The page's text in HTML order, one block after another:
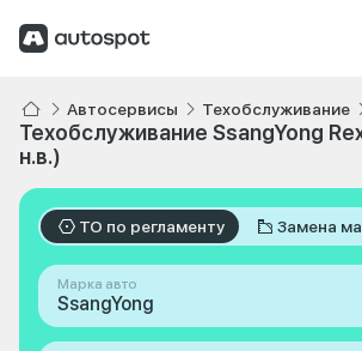
Автосервисы Техобслуживание
Техобслуживание SsangYong
н.в.)
ТО по регламенту Замена
Марка авто
SsangYong